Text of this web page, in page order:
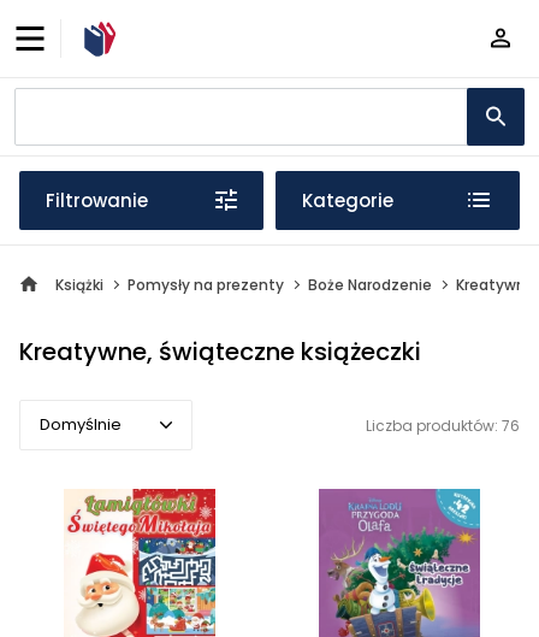
Filtrowanie Kategorie
Książki Pomysły na prezenty Boże Narodzenie
Kreatywne, świąteczne książeczki
Domyślnie
Domyślnie
Popularne
Cena rosnąco
Cena malejąco
Liczba produktów: 76